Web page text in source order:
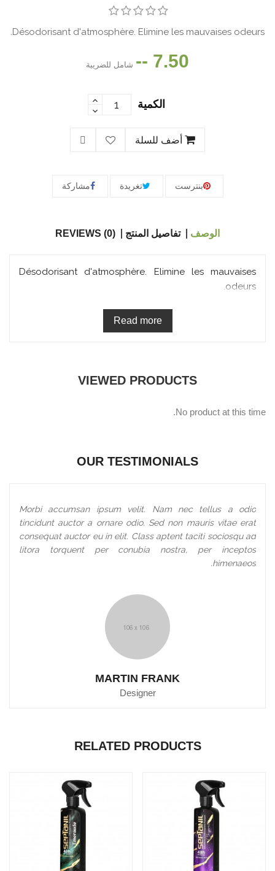
Désodorisant d'atmosphère. Elimine les mauvaises odeurs.
7.50 -- شامل للضريبة
الكمية
أضف للسلة
مشاركة تغريدة بنترست
الوصف تفاصيل المنتج REVIEWS (0)
Désodorisant d'atmosphère. Elimine les mauvaises
odeurs.
Read more
VIEWED PRODUCTS
No product at this time.
OUR TESTIMONIALS
Morbi accumsan ipsum velit. Nam nec tellus a odio
tincidunt auctor a ornare odio. Sed non mauris vitae erat
consequat auctor eu in elit. Class aptent taciti sociosqu ad
litora torquent per conubia nostra, per inceptos
himenaeos.
MARTIN FRANK
Designer
RELATED PRODUCTS